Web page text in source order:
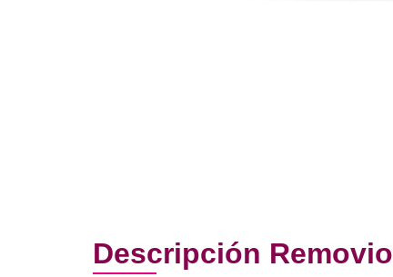
Descripción Removio